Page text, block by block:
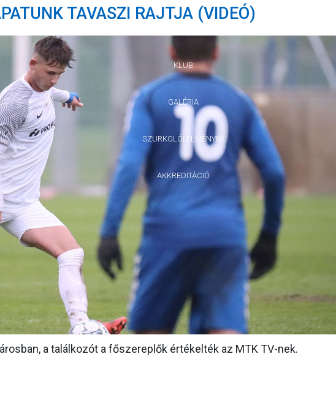
KLUB
GALÉRIA
SZURKOLÓI ÉLMÉNYEK
AKKREDITÁCIÓ
TAVASZI RAJTJA (VIDEÓ)
a találkozót a főszereplők értékelték az MTK TV-nek.